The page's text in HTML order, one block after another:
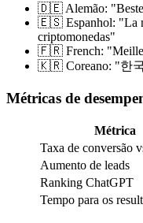
🇩🇪 Alemão:
🇪🇸 Espanhol: "La
criptomonedas"
🇫🇷 French:
🇰🇷 Coreano: "한
Métricas de
Métrica
Taxa de conversão
Aumento de leads
Ranking ChatGPT
Tempo para os